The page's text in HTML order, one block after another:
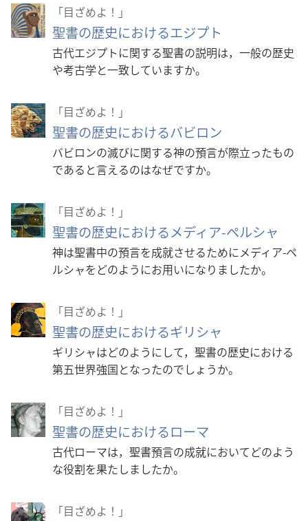
「目ざめよ！」
聖書の歴史におけるエジプト
古代エジプトに関する聖書の説明は，一般の歴史
や考古学と一致していますか。
「目ざめよ！」
聖書の歴史におけるバビロン
バビロンの滅びに関する神の預言が際立ったもの
であると言えるのはなぜですか。
「目ざめよ！」
聖書の歴史におけるメディア-ペルシャ
神は聖書中の預言を成就させるためにメディア-ペ
ルシャをどのようにお用いになりましたか。
「目ざめよ！」
聖書の歴史におけるギリシャ
ギリシャはどのようにして，聖書の歴史における
第五世界強国となったのでしょうか。
「目ざめよ！」
聖書の歴史におけるローマ
古代ローマは，聖書預言の成就においてどのよう
な役割を果たしましたか。
「目ざめよ！」